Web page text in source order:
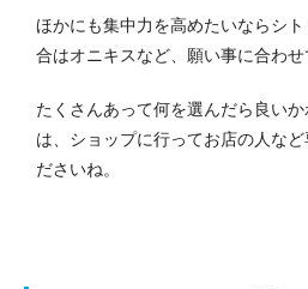
ほかにも集中力を高めたいならシ
合はオニキスなど、願い事に合わせ
たくさんあって何を選んだら良い
は、ショップに行ってお店の人な
ださいね。